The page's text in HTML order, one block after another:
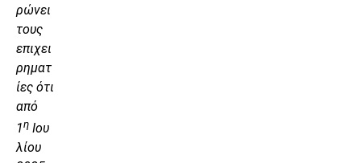
ρώνει
τους
επιχει
ρηματ
ίες ότι
από
1η Ιου
λίου